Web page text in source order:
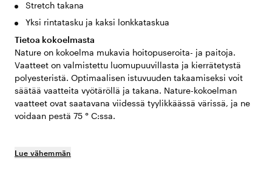
Stretch takana
Yksi rintatasku ja kaksi lonkkataskua
Tietoa kokoelmasta
Nature on kokoelma mukavia hoitopuseroita- ja paitoja.
Vaatteet on valmistettu luomupuuvillasta ja kierrätetystä
polyesteristä. Optimaalisen istuvuuden takaamiseksi voit
säätää vaatteita vyötäröllä ja takana. Nature-kokoelman
vaatteet ovat saatavana viidessä tyylikkäässä värissä, ja ne
voidaan pestä 75 ° C:ssa.
Lue vähemmän